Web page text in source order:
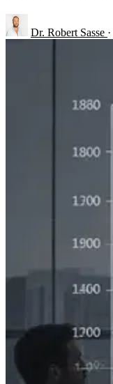
Dr. Robert Sasse ·